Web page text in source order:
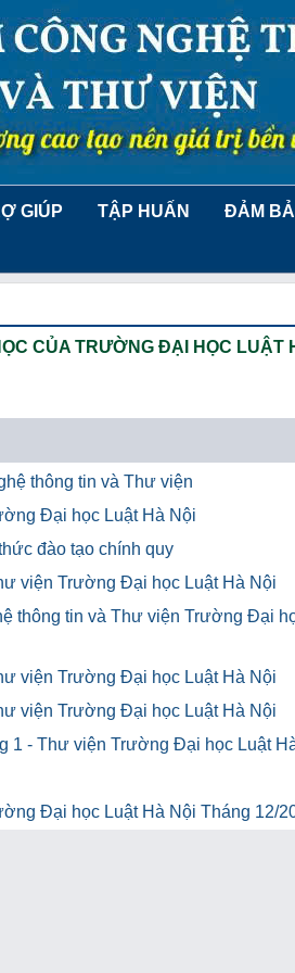
GIÚP TẬP HUẤN ĐẢM
CỦA TRƯỜNG ĐẠI HỌC LUẬT
thông tin và Thư viện
Đại học Luật Hà Nội
đào tạo chính quy
viện Trường Đại học Luật Hà Nội
thông tin và Thư viện Trường Đại
viện Trường Đại học Luật Hà Nội
viện Trường Đại học Luật Hà Nội
1 - Thư viện Trường Đại học Luật
Đại học Luật Hà Nội Tháng 12/